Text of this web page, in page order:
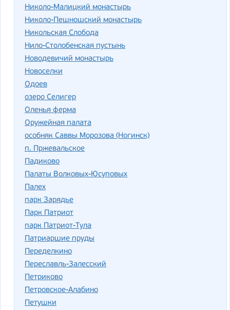
Николо-Малицкий монастырь
Николо-Пешношский монастырь
Никольская Слобода
Нило-Столобенская пустынь
Новодевичий монастырь
Новоселки
Одоев
озеро Селигер
Оленья ферма
Оружейная палата
особняк Саввы Морозова (Ногинск)
п. Пржевальское
Падиково
Палаты Волковых-Юсуповых
Палех
парк Зарядье
Парк Патриот
парк Патриот-Тула
Патриаршие пруды
Переделкино
Переславль-Залесский
Петриково
Петровское-Алабино
Петушки